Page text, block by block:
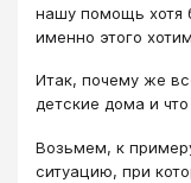
нашу помощь хотя
именно этого
Итак, почему же
детские дома и
Возьмем, к
ситуацию, при